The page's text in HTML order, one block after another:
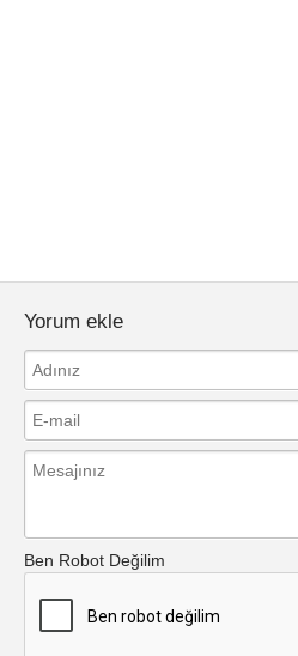
Yorum ekle
Ben Robot Değilim